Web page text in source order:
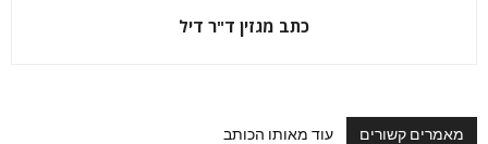
כתב מגזין ד"ר דיל
מאמרים קשורים עוד מאותו הכותב